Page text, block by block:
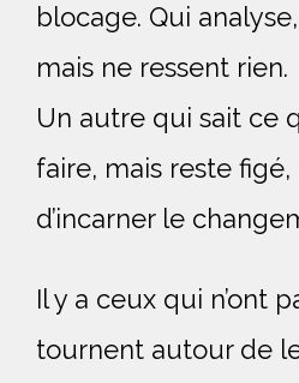
blocage. Qui
mais ne ressent rien.
Un autre qui sait ce
faire, mais reste
d’incarner le
Il y a ceux qui n’ont
tournent autour de